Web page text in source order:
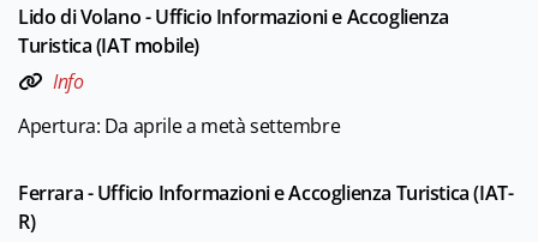
Lido di Volano - Ufficio Informazioni e Accoglienza
Turistica (IAT mobile)
Info
Apertura: Da aprile a metà settembre
Ferrara - Ufficio Informazioni e Accoglienza Turistica (IAT-
R)